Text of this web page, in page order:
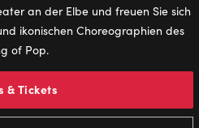
an der Elbe und freuen Sie sich
ikonischen Choreographien des
of Pop.
& Tickets